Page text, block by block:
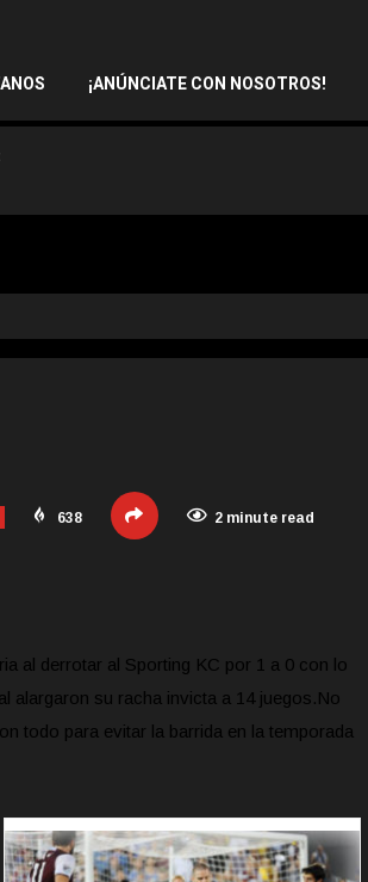
¡ANÚNCIATE CON NOSOTROS!
638 2 minute read
al derrotar al Sporting KC por 1 a 0 con lo
alargaron su racha invicta a 14 juegos.No
todo para evitar la barrida en la temporada